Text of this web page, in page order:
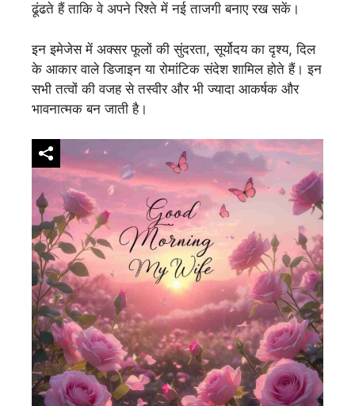
ढूंढते हैं ताकि वे अपने रिश्ते में नई ताजगी बनाए रख सकें।
इन इमेजेस में अक्सर फूलों की सुंदरता, सूर्योदय का दृश्य, दिल
के आकार वाले डिजाइन या रोमांटिक संदेश शामिल होते हैं। इन
सभी तत्वों की वजह से तस्वीर और भी ज्यादा आकर्षक और
भावनात्मक बन जाती है।